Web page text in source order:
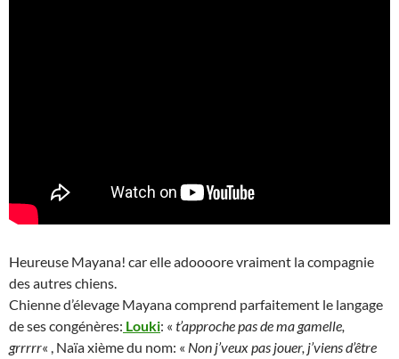
Heureuse Mayana! car elle adoooore vraiment la compagnie
des autres chiens.
Chienne d’élevage Mayana comprend parfaitement le langage
de ses congénères: Louki: « t’approche pas de ma gamelle,
grrrrr« , Naïa xième du nom: « Non j’veux pas jouer, j’viens d’être